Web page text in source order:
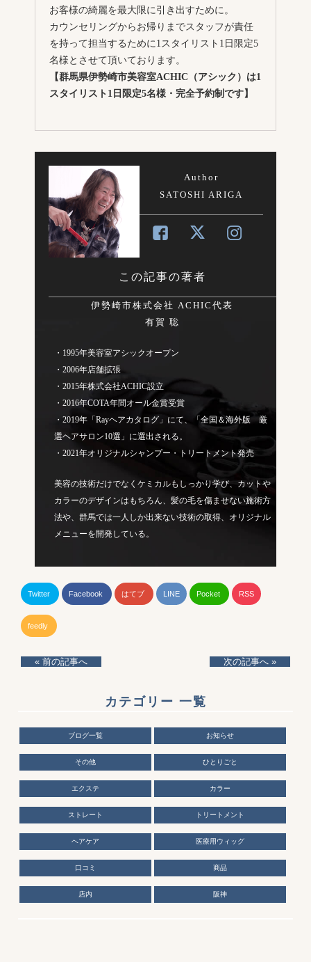
お客様の綺麗を最大限に引き出すために。
カウンセリングからお帰りまでスタッフが責任
を持って担当するために1スタイリスト1日限定5
名様とさせて頂いております。
【群馬県伊勢崎市美容室ACHIC（アシック）は1
スタイリスト1日限定5名様・完全予約制です】
Author
SATOSHI ARIGA
この記事の著者
伊勢崎市株式会社 ACHIC代表
有賀 聡
・1995年美容室アシックオープン
・2006年店舗拡張
・2015年株式会社ACHIC設立
・2016年COTA年間オール金賞受賞
・2019年「Rayヘアカタログ」にて、「全国＆海外版 厳
選ヘアサロン10選」に選出される。
・2021年オリジナルシャンプー・トリートメント発売
美容の技術だけでなくケミカルもしっかり学び、カットや
カラーのデザインはもちろん、髪の毛を傷ませない施術方
法や、群馬では一人しか出来ない技術の取得、オリジナル
メニューを開発している。
Twitter Facebook はてブ LINE Pocket RSS
feedly
« 前の記事へ 次の記事へ »
カテゴリー 一覧
ブログ一覧 お知らせ
その他 ひとりごと
エクステ カラー
ストレート トリートメント
ヘアケア 医療用ウィッグ
口コミ 商品
店内 阪神